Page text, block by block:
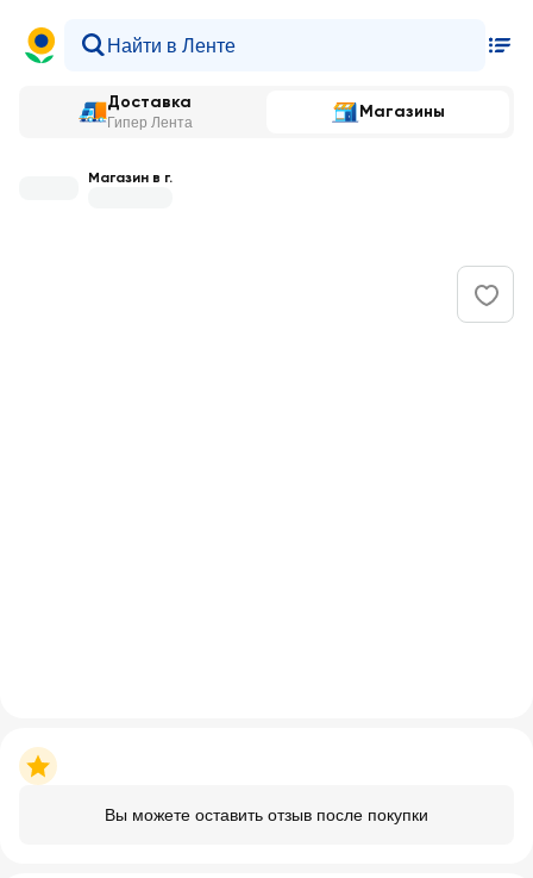
Доставка
Гипер Лента
Магазины
Магазин в г.
Вы можете оставить отзыв после покупки